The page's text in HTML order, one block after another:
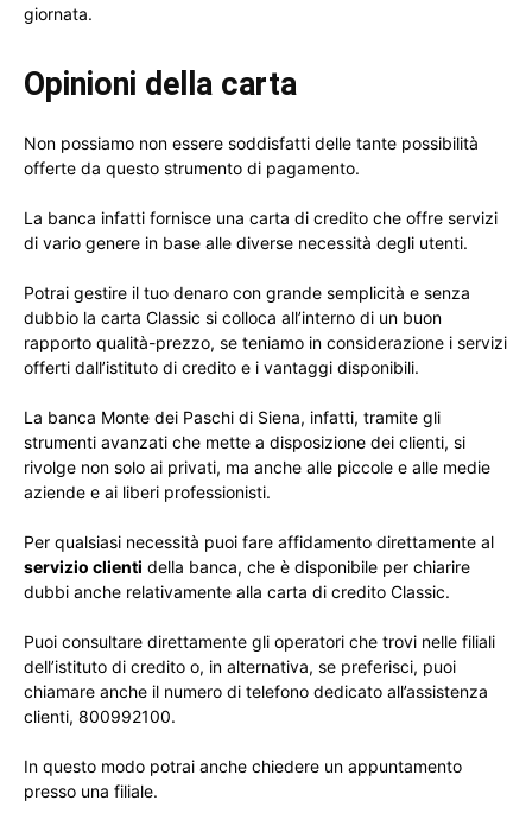
giornata.
Opinioni della carta
Non possiamo non essere soddisfatti delle tante possibilità
offerte da questo strumento di pagamento.
La banca infatti fornisce una carta di credito che offre servizi
di vario genere in base alle diverse necessità degli utenti.
Potrai gestire il tuo denaro con grande semplicità e senza
dubbio la carta Classic si colloca all’interno di un buon
rapporto qualità-prezzo, se teniamo in considerazione i servizi
offerti dall’istituto di credito e i vantaggi disponibili.
La banca Monte dei Paschi di Siena, infatti, tramite gli
strumenti avanzati che mette a disposizione dei clienti, si
rivolge non solo ai privati, ma anche alle piccole e alle medie
aziende e ai liberi professionisti.
Per qualsiasi necessità puoi fare affidamento direttamente al
servizio clienti della banca, che è disponibile per chiarire
dubbi anche relativamente alla carta di credito Classic.
Puoi consultare direttamente gli operatori che trovi nelle filiali
dell’istituto di credito o, in alternativa, se preferisci, puoi
chiamare anche il numero di telefono dedicato all’assistenza
clienti, 800992100.
In questo modo potrai anche chiedere un appuntamento
presso una filiale.